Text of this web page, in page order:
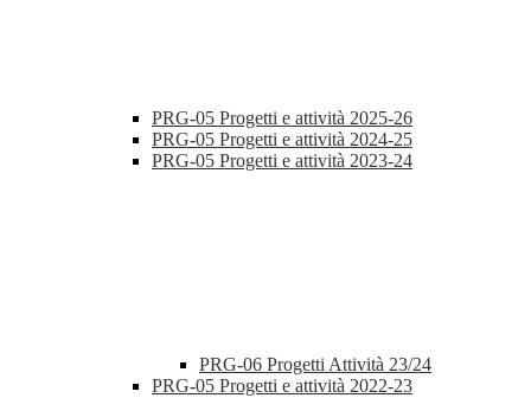
PRG-05 Progetti e attività 2025-26
PRG-05 Progetti e attività 2024-25
PRG-05 Progetti e attività 2023-24
PRG-06 Progetti Attività 23/24
PRG-05 Progetti e attività 2022-23